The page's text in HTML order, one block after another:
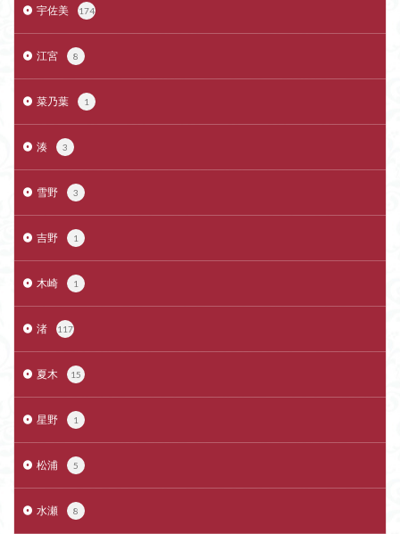
宇佐美 174
江宮 8
菜乃葉 1
湊 3
雪野 3
吉野 1
木崎 1
渚 117
夏木 15
星野 1
松浦 5
水瀬 8